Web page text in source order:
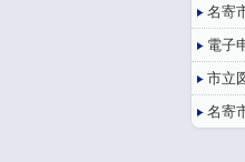
名寄
電子
市立
名寄